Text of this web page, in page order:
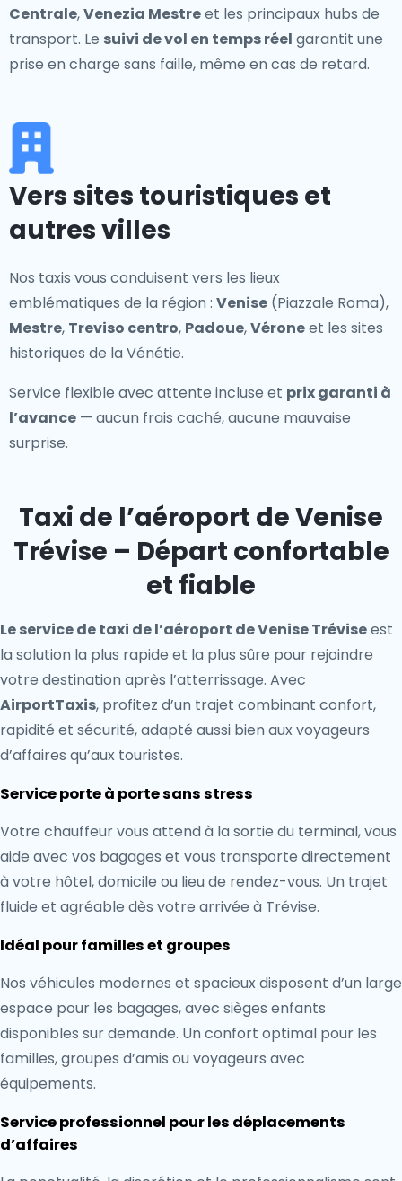
Centrale,Venezia Mestreet les principaux hubs de
transport. Le suivi de vol en temps réel garantit une
prise en charge sans faille, même en cas de retard.
Vers sites touristiques et
autres villes
Nos taxis vous conduisent vers les lieux
emblématiques de la région : Venise (Piazzale Roma),
Mestre, Treviso centro, Padoue,Véroneet les sites
historiques de la Vénétie.
Service flexible avec attente incluse et prix garanti à
l’avance — aucun frais caché, aucune mauvaise
surprise.
Taxi de l’aéroport de Venise
Trévise – Départ confortable
et fiable
Le service de taxi de l’aéroport de Venise Tréviseest
la solution la plus rapide et la plus sûre pour rejoindre
votre destination après l’atterrissage. Avec
AirportTaxis, profitez d’un trajet combinant confort,
rapidité et sécurité, adapté aussi bien aux voyageurs
d’affaires qu’aux touristes.
Service porte à porte sans stress
Votre chauffeur vous attend à la sortie du terminal, vous
aide avec vos bagages et vous transporte directement
à votre hôtel, domicile ou lieu de rendez-vous. Un trajet
fluide et agréable dès votre arrivée à Trévise.
Idéal pour familles et groupes
Nos véhicules modernes et spacieux disposent d’un large
espace pour les bagages, avec sièges enfants
disponibles sur demande. Un confort optimal pour les
familles, groupes d’amis ou voyageurs avec
équipements.
Service professionnel pour les déplacements
d’affaires